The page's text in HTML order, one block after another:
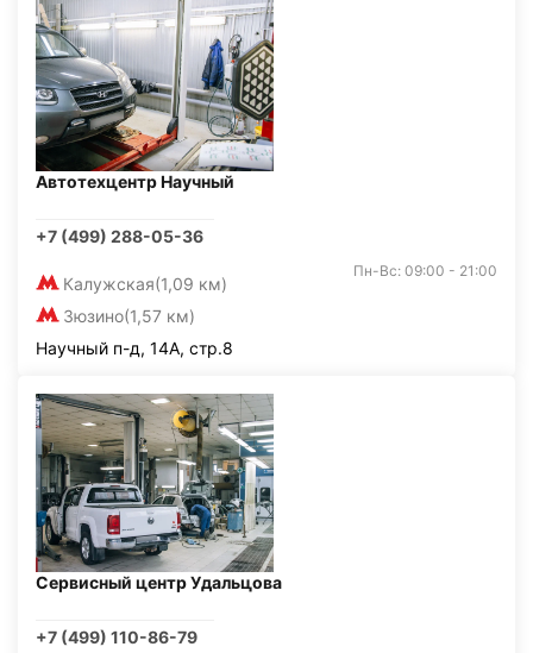
Автотехцентр Научный
+7 (499) 288-05-36
Калужская(1,09 км)
Зюзино(1,57 км)
Пн-Вс: 09:00 - 21:00
Научный п-д, 14А, стр.8
Сервисный центр Удальцова
+7 (499) 110-86-79